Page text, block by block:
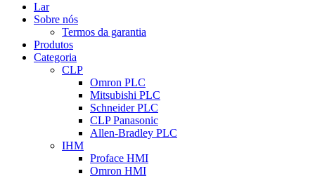
Lar
Sobre nós
Termos da garantia
Produtos
Categoria
CLP
Omron PLC
Mitsubishi PLC
Schneider PLC
CLP Panasonic
Allen-Bradley PLC
IHM
Proface HMI
Omron HMI